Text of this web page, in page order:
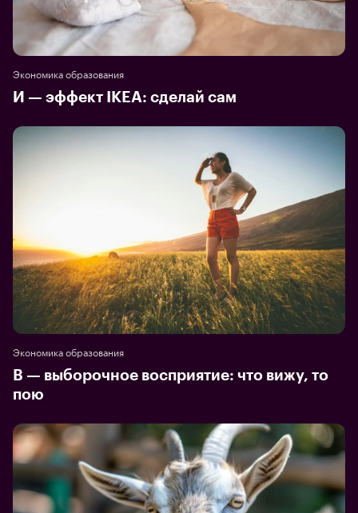
Экономика образования
И — эффект IKEA: сделай сам
Экономика образования
В — выборочное восприятие: что вижу, то
пою